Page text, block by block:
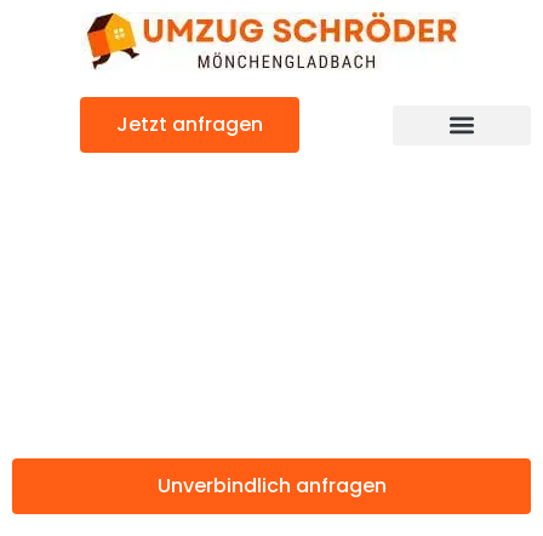
Jetzt anfragen
Unverbindlich anfragen